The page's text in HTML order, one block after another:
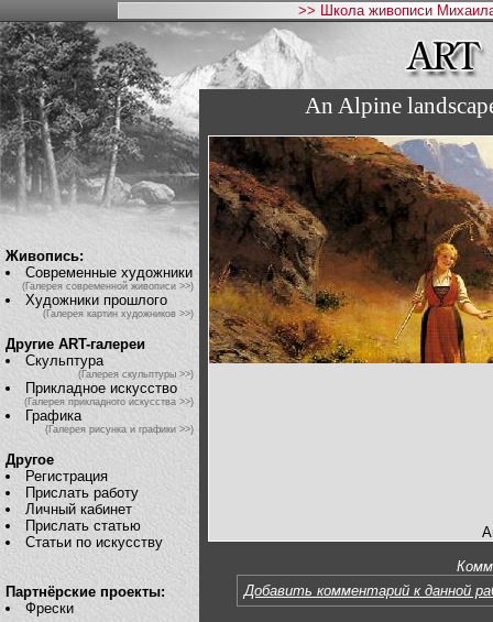
>> Школа живописи
Живопись:
Современные художники
(Галерея современной живописи >>)
Художники прошлого
(Галерея картин художников >>)
Другие ART-галереи
Скульптура
(Галерея скульптуры >>)
Прикладное искусство
(Галерея прикладного искусства >>)
Графика
(Галерея рисунка и графики >>)
Другое
Регистрация
Прислать работу
Личный кабинет
Прислать статью
Статьи по искусству
Партнёрские проекты:
Фрески
An Alpine
Добавить комментарий к данной